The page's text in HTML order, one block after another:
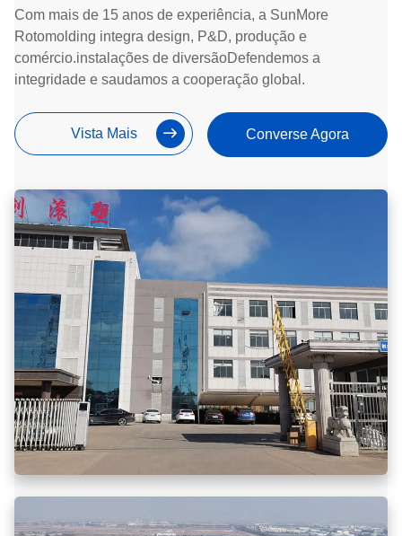
Com mais de 15 anos de experiência, a SunMore
Rotomolding integra design, P&D, produção e
comércio.instalações de diversãoDefendemos a
integridade e saudamos a cooperação global.
Vista Mais Converse Agora